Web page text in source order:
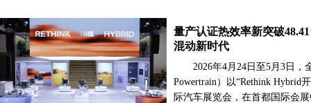
量产认证热效率新突破
混动新时代
2026年4月24日至5月3日，
Powertrain）以“Rethink Hybrid
际汽车展览会，在首都国际会